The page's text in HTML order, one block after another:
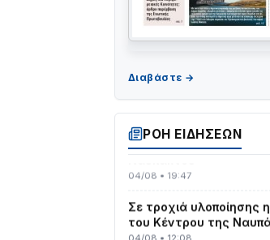
ΡΟΗ ΕΙΔΗΣΕΩΝ
ΤΟ ΠΑΡΤΥ
Στο σκοτάδι μεγάλο
Ναυπάκτου
του Κέντρου της
04/08 • 12:08